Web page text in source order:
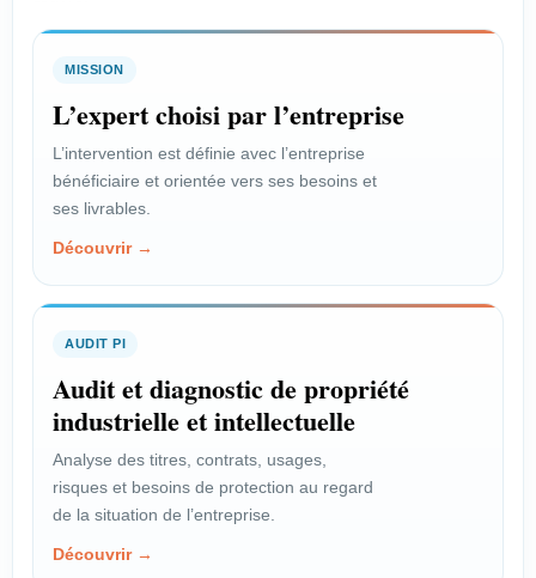
protéger un projet innovant.
PROFIL
PROFIL
Scientifique
Valoriser l’innovation issue de la
MISSION
L’expert choisi par l’entreprise
L’intervention est définie avec l’entreprise
bénéficiaire et orientée vers ses besoins et
ses livrables.
Découvrir →
AUDIT PI
Audit et diagnostic de propriété
industrielle et intellectuelle
Analyse des titres, contrats, usages,
risques et besoins de protection au regard
de la situation de l’entreprise.
Découvrir →